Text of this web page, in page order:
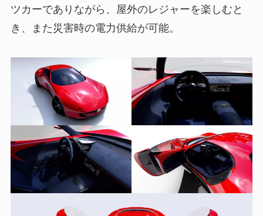
ツカーでありながら、屋外のレジャーを楽しむと
き、また災害時の電力供給が可能。